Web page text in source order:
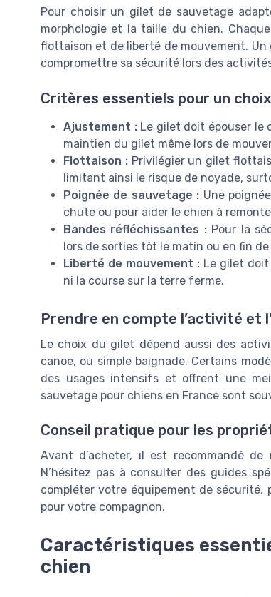
Pour choisir un gilet de sauvetage
morphologie et la taille du chien.
flottaison et de liberté de mouvement.
compromettre sa sécurité lors des
Critères essentiels pour un
Ajustement :Le gilet doit épouser le
maintien du gilet même lors de
Flottaison :Privilégier un gilet
limitant ainsi le risque de noyade,
Poignée de sauvetage : Une
chute ou pour aider le chien à
Bandes réfléchissantes :Pour la
lors de sorties tôt le matin ou en fin
Liberté de mouvement : Le gilet doit
ni la course sur la terre ferme.
Prendre en compte l’activité et
Le choix du gilet dépend aussi des
canoe, ou simple baignade. Certains
des usages intensifs et offrent une
sauvetage pour chiens en France sont
Conseil pratique pour les
Avant d’acheter, il est recommandé
N’hésitez pas à consulter des guides
compléter votre équipement de sécurité,
pour votre compagnon.
Caractéristiques
chien